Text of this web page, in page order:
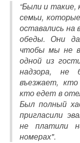
“Были и такие,
семьи,
оставались на
обеды. Они
чтобы мы не
одной из
надзора, не
въезжает,
кто едет в
Был полный
пригласили
не платили
номерах".